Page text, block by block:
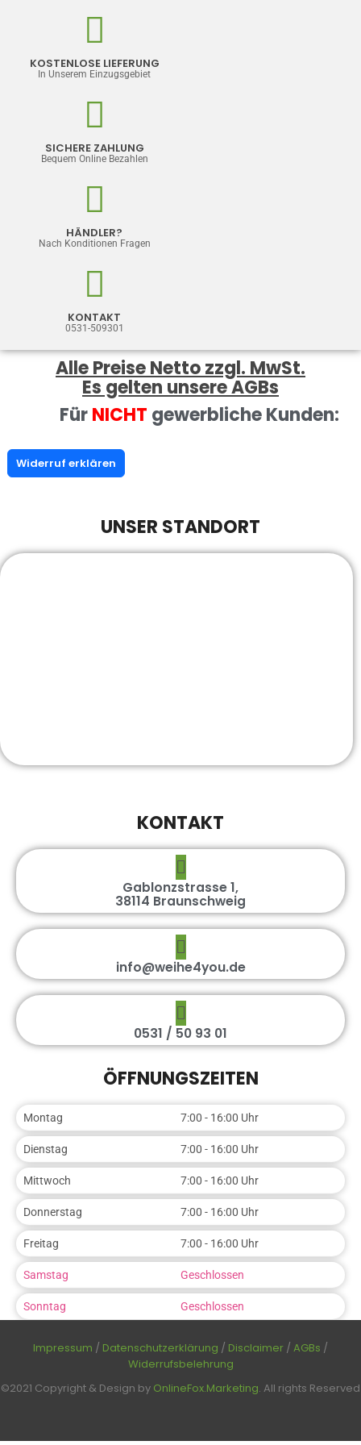
KOSTENLOSE LIEFERUNG
In Unserem Einzugsgebiet
SICHERE ZAHLUNG
Bequem Online Bezahlen
HÄNDLER?
Nach Konditionen Fragen
KONTAKT
0531-509301
Alle Preise Netto zzgl. MwSt.
Es gelten unsere AGBs
FürNICHT gewerbliche Kunden:
Widerruf erklären
UNSER STANDORT
KONTAKT
Gablonzstrasse 1,
38114 Braunschweig
info@weihe4you.de
0531 / 50 93 01
ÖFFNUNGSZEITEN
Montag 7:00 - 16:00 Uhr
Dienstag 7:00 - 16:00 Uhr
Mittwoch 7:00 - 16:00 Uhr
Donnerstag 7:00 - 16:00 Uhr
Freitag 7:00 - 16:00 Uhr
Samstag Geschlossen
Sonntag Geschlossen
Impressum / Datenschutzerklärung / Disclaimer / AGBs /
Widerrufsbelehrung
©2021 Copyright & Design by OnlineFox.Marketing. All rights Reserved